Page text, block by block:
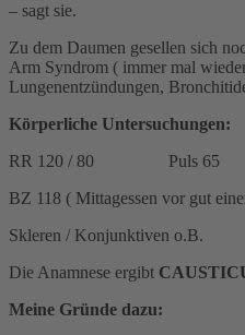
– sagt sie.
Zu dem Daumen gesellen sich
Arm Syndrom ( immer mal
Lungenentzündungen,
Körperliche Untersuchungen:
RR 120 / 80 Puls 65
BZ 118 ( Mittagessen vor gut
Skleren / Konjunktiven o.B.
Die Anamnese ergibt
Meine Gründe dazu: